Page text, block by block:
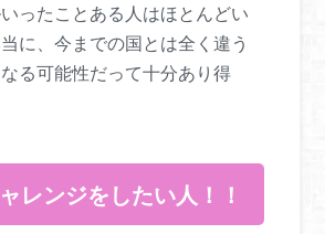
ったことある人はほとんどい
に、今までの国とは全く違う
る可能性だって十分あり得
レンジをしたい人！！